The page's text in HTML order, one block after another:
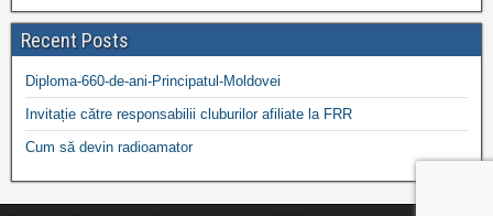
Recent Posts
Diploma-660-de-ani-Principatul-Moldovei
Invitație către responsabilii cluburilor afiliate la FRR
Cum să devin radioamator